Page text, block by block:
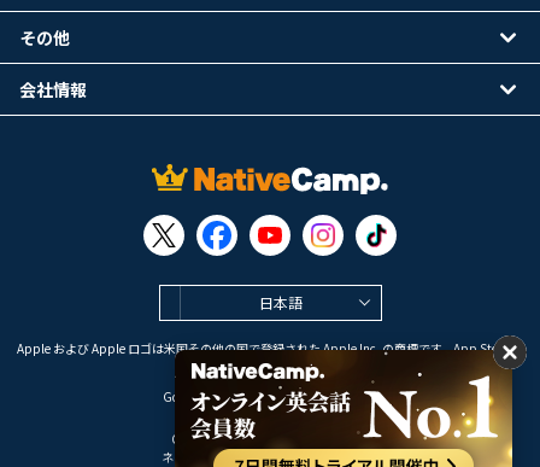
日本語
Apple および Apple ロゴは米国その他の国で登録された Apple Inc. の商標です。App Store は
Apple Inc. のサービスマークです。
Google Play は Google LLC の商標です。
Copyright © 2026 オンライン英会話
ネイティブキャンプ All Rights Reserved.
その他
会社情報